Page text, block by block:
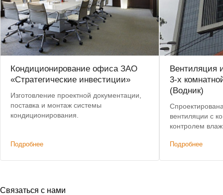
Кондиционирование офиса ЗАО
«Стратегические инвестиции»
Изготовление проектной документации,
поставка и монтаж системы
кондиционирования.
Подробнее
Вентиляция
3-х
(Водник)
вентиляции с
контролем
Подробнее
Связаться с нами